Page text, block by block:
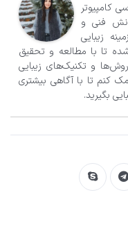
کامپیوتر
فنی و
زیبایی
تا با مطالعه و تحقیق
روش‌ها و تکنیک‌های زیبایی
کنم تا با آگاهی بیشتری
بگیرید.